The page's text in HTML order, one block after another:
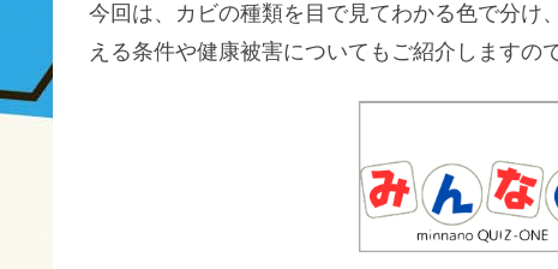
今回は、カビの種類を目で見てわかる色で分け
える条件や健康被害についてもご紹介しますの